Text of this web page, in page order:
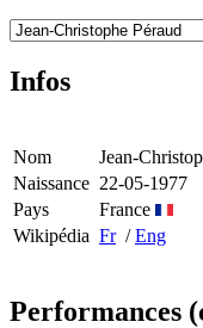
Infos
Nom
Jean-
Naissance 22-05-1977
Pays
France
Wikipédia Fr/Eng
Performances